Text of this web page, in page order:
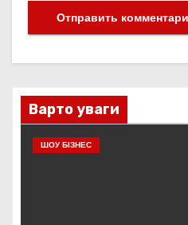
Варто уваги
ШОУ БІЗНЕС